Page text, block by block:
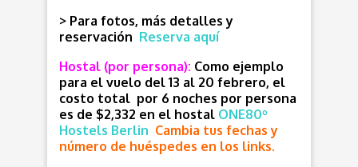
> Para fotos, más detalles y
reservación Reserva aquí
Hostal (por persona): Como ejemplo
para el vuelo del 13 al 20 febrero, el
costo total por 6 noches por persona
es de $2,332 en el hostal ONE80º
Hostels Berlin Cambia tus fechas y
número de huéspedes en los links.